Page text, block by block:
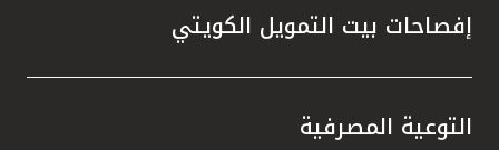
إفصاحات بيت التمويل الكويتي
التوعية المصرفية